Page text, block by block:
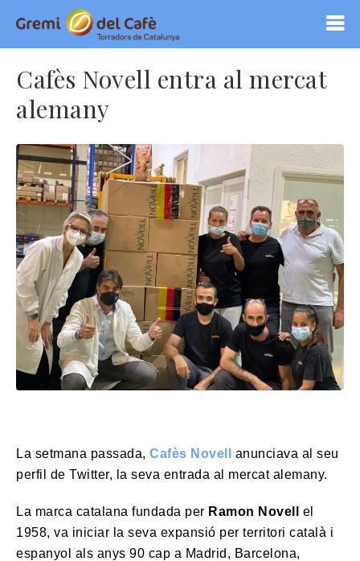
Cafès Novell entra al mercat
alemany
La setmana passada, Cafès Novell
anunciava al seu
perfil de Twitter, la seva entrada al mercat alemany.
La marca catalana fundada per Ramon Novell
el
1958, va iniciar la seva expansió per territori català i
espanyol als anys 90 cap a Madrid, Barcelona,